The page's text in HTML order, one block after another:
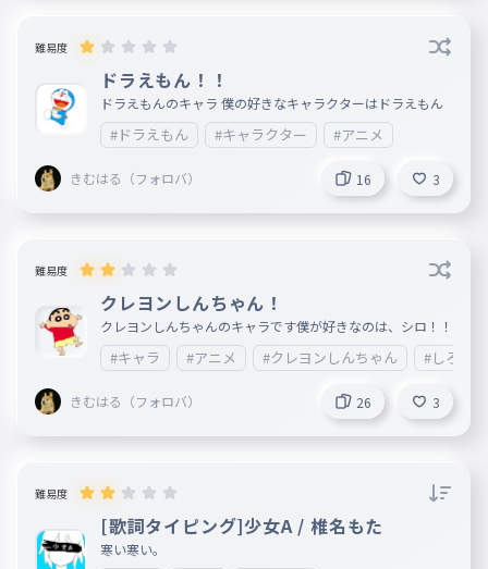
難易度
ドラえもん！！
ドラえもんのキャラ 僕の好きなキャラクターはドラえもん
#ドラえもん #キャラクター #アニメ
きむはる（フォロバ） 16 3
難易度
クレヨンしんちゃん！
クレヨンしんちゃんのキャラです僕が好きなのは、シロ！！
#キャラ #アニメ #クレヨンしんちゃん #しろ
きむはる（フォロバ） 26 3
難易度
[歌詞タイピング]少女A / 椎名もた
寒い寒い。